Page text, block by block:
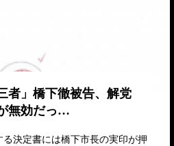
者」橋下徹被告、解党
無効だっ…
決定書には橋下市長の実印が押